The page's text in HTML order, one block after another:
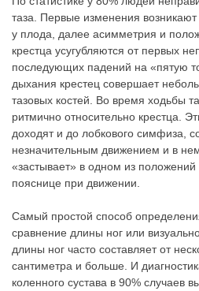
таза. Первые изменения
у плода, далее асимметрия и
крестца усугубляются от первых
последующих падений на «пятую
дыхания крестец совершает
тазовых костей. Во время ходьбы
ритмично относительно крестца.
доходят и до лобкового симфиза,
незначительным движением и в
«застывает» в одном из положений
пояснице при движении.
Самый простой способ
сравнение длины ног или
длины ног часто составляет от
сантиметра и больше. И
коленного сустава в 90% случаев